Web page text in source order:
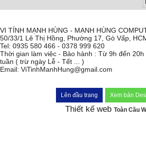
VI TÍNH MẠNH HÙNG - MẠNH HÙNG
50/33/1 Lê Thị Hồng, Phường 17, Gò Vấp,
Tel: 0935 580 466 - 0378 999 620
Thời gian làm việc - Bảo hành : Từ 9h đến
tuần ( trừ ngày Lễ - Tết ... )
Email: ViTinhManhHung@gmail.com
Lên đầu trang Xem bản
Thiết kế web Toàn Cầu